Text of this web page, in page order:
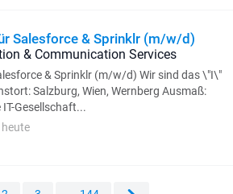
Salesforce & Sprinklr (m/w/d)
& Communication Services
& Sprinklr (m/w/d) Wir sind das \"I\"
Salzburg, Wien, Wernberg Ausmaß:
IT-Gesellschaft...
heute